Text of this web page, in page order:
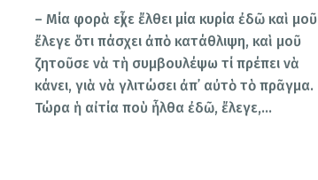
– Μία φορὰ εἶχε ἔλθει μία κυρία ἐδῶ καὶ μοῦ
ἔλεγε ὅτι πάσχει ἀπὸ κατάθλιψη, καὶ μοῦ
ζητοῦσε νὰ τὴ συμβουλέψω τί πρέπει νὰ
κάνει, γιὰ νὰ γλιτώσει ἀπ᾿ αὐτὸ τὸ πρᾶγμα.
Τώρα ἡ αἰτία ποὺ ἦλθα ἐδῶ, ἔλεγε,…